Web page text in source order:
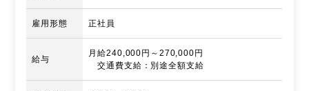
雇用形態 正社員
給与
月給240,000円～270,000円
交通費支給：別途全額支給